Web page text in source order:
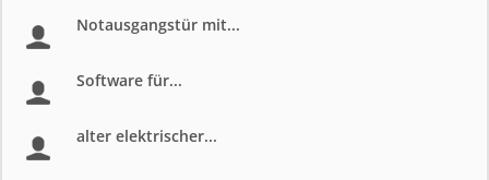
Notausgangstür mit...
Software für...
alter elektrischer...